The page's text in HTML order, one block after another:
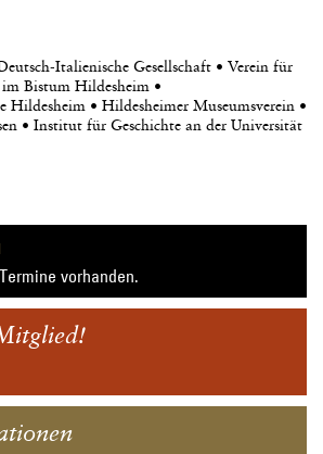
Italienische Gesellschaft • Verein für
Bistum Hildesheim •
Hildesheim • Hildesheimer Museumsverein •
• Institut für Geschichte an der Universität
vorhanden.